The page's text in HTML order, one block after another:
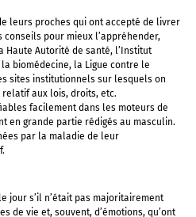
leurs proches qui ont accepté de livrer
pour mieux l’appréhender,
Autorité de santé, l’Institut
biomédecine, la Ligue contre le
sites institutionnels sur lesquels on
aux lois, droits, etc.
facilement dans les moteurs de
en grande partie rédigés au masculin.
par la maladie de leur
jour s’il n’était pas majoritairement
de vie et, souvent, d’émotions, qu’ont